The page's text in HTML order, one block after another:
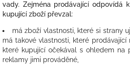
vady. Zejména prodávající odpovídá
kupující zboží převzal:
má zboží vlastnosti, které si strany
má takové vlastnosti, které
které kupující očekával s ohledem na
reklamy jimi prováděné,